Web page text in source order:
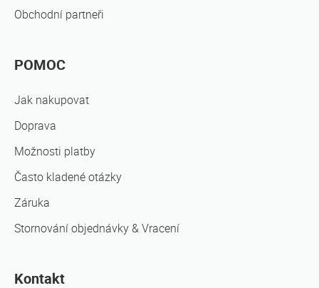
Obchodní partneři
POMOC
Jak nakupovat
Doprava
Možnosti platby
Často kladené otázky
Záruka
Stornování objednávky & Vracení
Kontakt